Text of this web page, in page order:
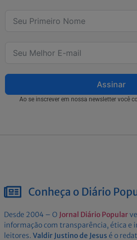
Assinar
Ao se inscrever em nossa newsletter você
Conheça o Diário
Desde 2004 – O Jornal Diário Popular
informação com transparência, ética e
leitores. Valdir Justino de Jesus é o